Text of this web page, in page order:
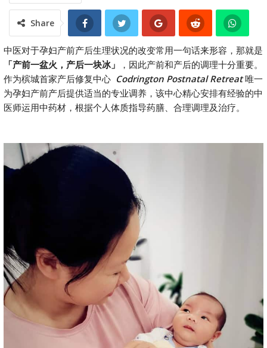
Share
中医对于孕妇产前产后生理状况的改变常用一句话来形容，那就是
「产前一盆火，产后一块冰」
，因此产前和产后的调理十分重要。
作为槟城首家产后修复中心 Codrington Postnatal Retreat唯一
为孕妇产前产后提供适当的专业调养，该中心精心安排有经验的中
医师运用中药材，根据个人体质指导药膳、合理调理及治疗。